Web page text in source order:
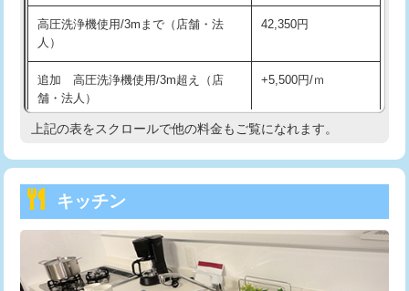
持込商品取付（単水栓） 13,200円
持込商品取付（混合水栓）
持込商品取付（浄水器・分岐水栓） 16,500円
持込商品取付（温水洗浄便座） 22,000円
持込商品取付（普通便座⇔温水洗浄便
22,000円
給水管工事※（ホール加工)
給水管工事※（バンド止め) 3,300円
給水管工事※（支持金具設置) 5,500円
高圧洗浄機使用/3mまで（店舗・法
人）
42,350円
追加 高圧洗浄機使用/3m超え（店
舗・法人）
+5,500円/ｍ
高度高圧洗浄換 現地調査
トーラー機使用/3mまで
追加トーラー機使用/3m超え +3,300円
カメラ調査 33,000円
上記の表をスクロールで他の料金もご覧になれます。
キッチン